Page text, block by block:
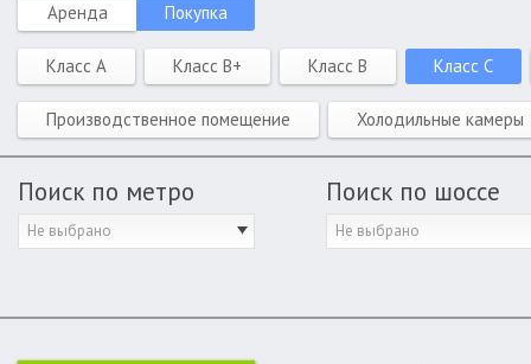
Аренда Покупка
Класс A Класс B+ Класс B Класс C
Производственное помещение Холодильные камеры
Поиск по метро
Не выбрано
Поиск по шоссе
Не выбрано